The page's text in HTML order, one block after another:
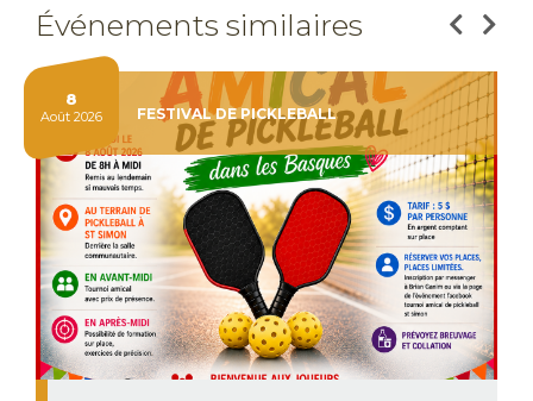
Événements similaires
FESTIVAL DE PICKLEBALL
8
Août 2026